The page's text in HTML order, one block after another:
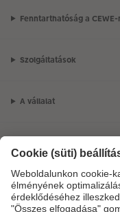
Fenntarthatóság a
Szolgáltatások
A vállalat
CEWE Fotóvilág